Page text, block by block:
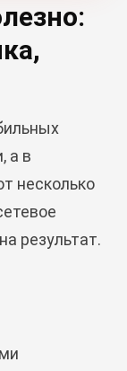
а в
несколько
результат.